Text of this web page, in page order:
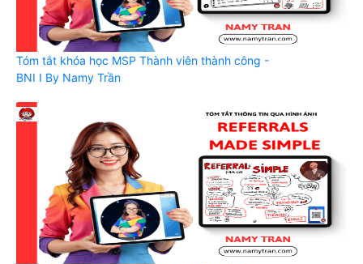
Tóm tắt khóa học MSP Thành viên thành công -
BNI I By Namy Trần